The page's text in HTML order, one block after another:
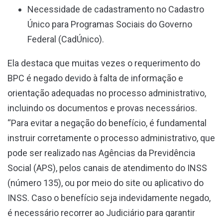
Necessidade de cadastramento no Cadastro
Único para Programas Sociais do Governo
Federal (CadÚnico).
Ela destaca que muitas vezes o requerimento do
BPC é negado devido à falta de informação e
orientação adequadas no processo administrativo,
incluindo os documentos e provas necessários.
“Para evitar a negação do benefício, é fundamental
instruir corretamente o processo administrativo, que
pode ser realizado nas Agências da Previdência
Social (APS), pelos canais de atendimento do INSS
(número 135), ou por meio do site ou aplicativo do
INSS. Caso o benefício seja indevidamente negado,
é necessário recorrer ao Judiciário para garantir